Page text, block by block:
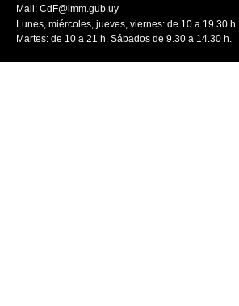
Mail: CdF@imm.gub.uy
Lunes, miércoles, jueves, viernes: de 10 a 19.30 h.
Martes: de 10 a 21 h. Sábados de 9.30 a 14.30 h.